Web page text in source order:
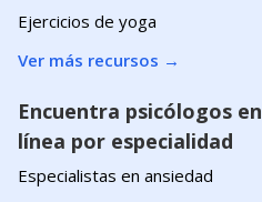
Ejercicios de yoga
Ver más recursos →
Encuentra psicólogos en
línea por especialidad
Especialistas en ansiedad